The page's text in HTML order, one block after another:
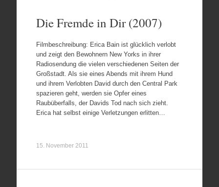
Die Fremde in Dir (2007)
Filmbeschreibung: Erica Bain ist glücklich verlobt
und zeigt den Bewohnern New Yorks in ihrer
Radiosendung die vielen verschiedenen Seiten der
Großstadt. Als sie eines Abends mit ihrem Hund
und ihrem Verlobten David durch den Central Park
spazieren geht, werden sie Opfer eines
Raubüberfalls, der Davids Tod nach sich zieht.
Erica hat selbst einige Verletzungen erlitten…
15. November 2011